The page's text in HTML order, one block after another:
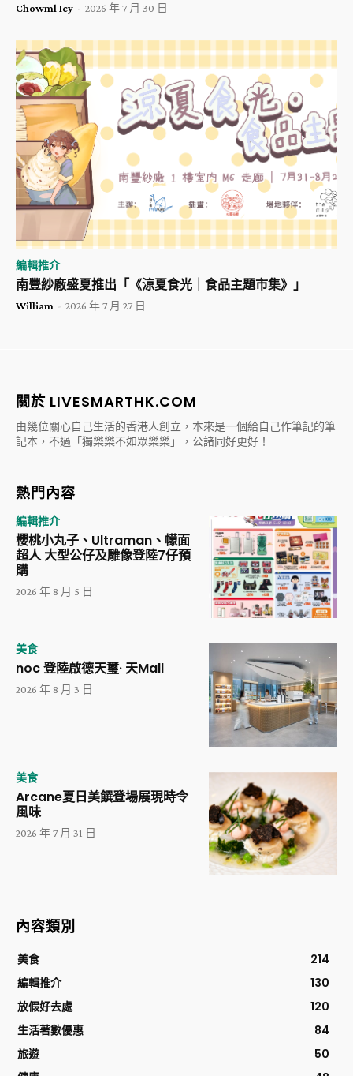
Chowml Icy - 2026 年 7 月 30 日
編輯推介
南豐紗廠盛夏推出「《涼夏食光｜食品主題市集》」
William - 2026 年 7 月 27 日
關於 LIVESMARTHK.COM
由幾位關心自己生活的香港人創立，本來是一個給自己作筆記的筆
記本，不過「獨樂樂不如眾樂樂」，公諸同好更好！
熱門內容
編輯推介
櫻桃小丸子、Ultraman、幪面
超人 大型公仔及雕像登陸7仔預
購
2026 年 8 月 5 日
美食
noc 登陸啟德天璽· 天Mall
2026 年 8 月 3 日
美食
Arcane夏日美饌登場展現時令
風味
2026 年 7 月 31 日
內容類別
美食
214
編輯推介
130
放假好去處
120
生活著數優惠
84
旅遊
50